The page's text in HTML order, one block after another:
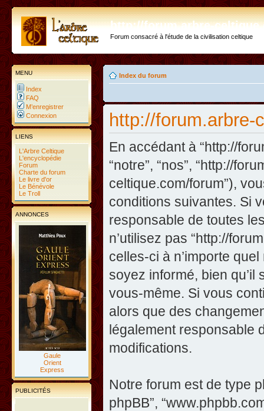
http://forum.arbre-
Forum consacré à l'étude de la civilisation celtique
MENU
Index
FAQ
M’enregistrer
Connexion
LIENS
L'Arbre Celtique
L'encyclopédie
Forum
Charte du forum
Le livre d'or
Le Bénévole
Le Troll
ANNONCES
Gaule
Orient
Express
PUBLICITÉS
Index du forum
http://forum.arbre-
En accédant à “http://
“notre”, “nos”, “http://
celtique.com/forum”),
conditions suivantes. Si
responsable de toutes
n’utilisez pas “http://
celles-ci à n’importe
soyez informé, bien
vous-même. Si vous
alors que des
légalement responsable
modifications.
Notre forum est de type
phpBB”,